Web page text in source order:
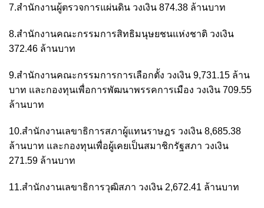
7.สำนักงานผู้ตรวจการแผ่นดิน วงเงิน 874.38 ล้านบาท
8.สำนักงานคณะกรรมการสิทธิมนุษยชนแห่งชาติ วงเงิน
372.46 ล้านบาท
9.สำนักงานคณะกรรมการการเลือกตั้ง วงเงิน 9,731.15 ล้าน
บาท และกองทุนเพื่อการพัฒนาพรรคการเมือง วงเงิน 709.55
ล้านบาท
10.สำนักงานเลขาธิการสภาผู้แทนราษฎร วงเงิน 8,685.38
ล้านบาท และกองทุนเพื่อผู้เคยเป็นสมาชิกรัฐสภา วงเงิน
271.59 ล้านบาท
11.สำนักงานเลขาธิการวุฒิสภา วงเงิน 2,672.41 ล้านบาท